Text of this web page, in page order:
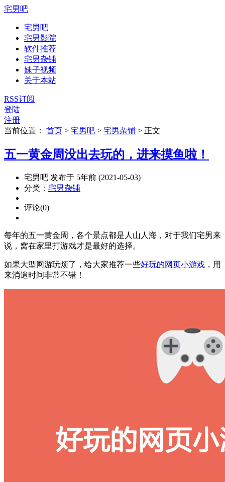
宅男吧
宅男吧
宅男影院
软件推荐
宅男杂铺
妹子视频
关于本站
RSS订阅
登陆
注册
当前位置：
首页 > 宅男吧 > 宅男杂铺 > 正文
五一黄金周没出去玩的，进来摸鱼啦！
宅男吧 发布于 5年前 (2021-05-03)
分类： 宅男杂铺
评论(0)
每年的五一黄金周，各个景点都是人山人海，对于我们宅男来
说，窝在家里打游戏才是最好的选择。
如果大型网游玩烦了，给大家推荐一些好玩的网页小游戏 ，用
来消遣时间非常不错！